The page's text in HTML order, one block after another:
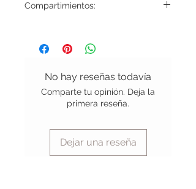
Compartimientos:
No hay reseñas todavía
Comparte tu opinión. Deja la
primera reseña.
Dejar una reseña